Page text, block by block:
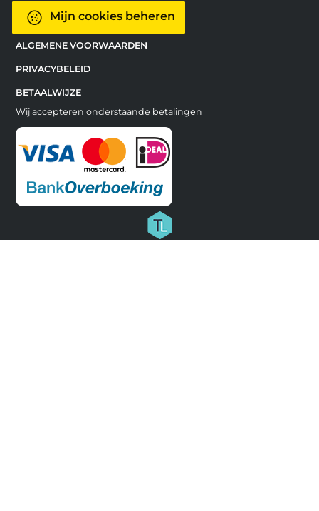
Mijn cookies beheren
ALGEMENE VOORWAARDEN
PRIVACYBELEID
BETAALWIJZE
Wij accepteren onderstaande betalingen